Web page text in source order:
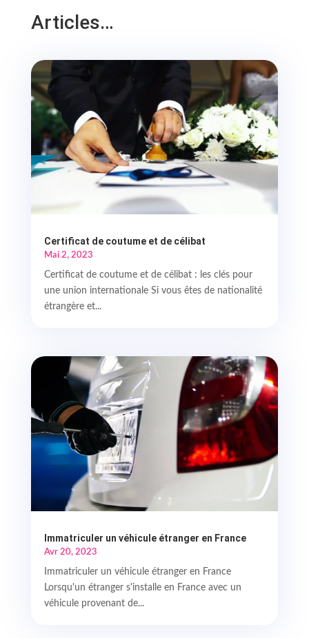
Articles…
Certificat de coutume et de célibat
Mai 2, 2023
Certificat de coutume et de célibat : les clés pour
une union internationale Si vous êtes de nationalité
étrangère et...
Immatriculer un véhicule étranger en France
Avr 20, 2023
Immatriculer un véhicule étranger en France
Lorsqu'un étranger s'installe en France avec un
véhicule provenant de...